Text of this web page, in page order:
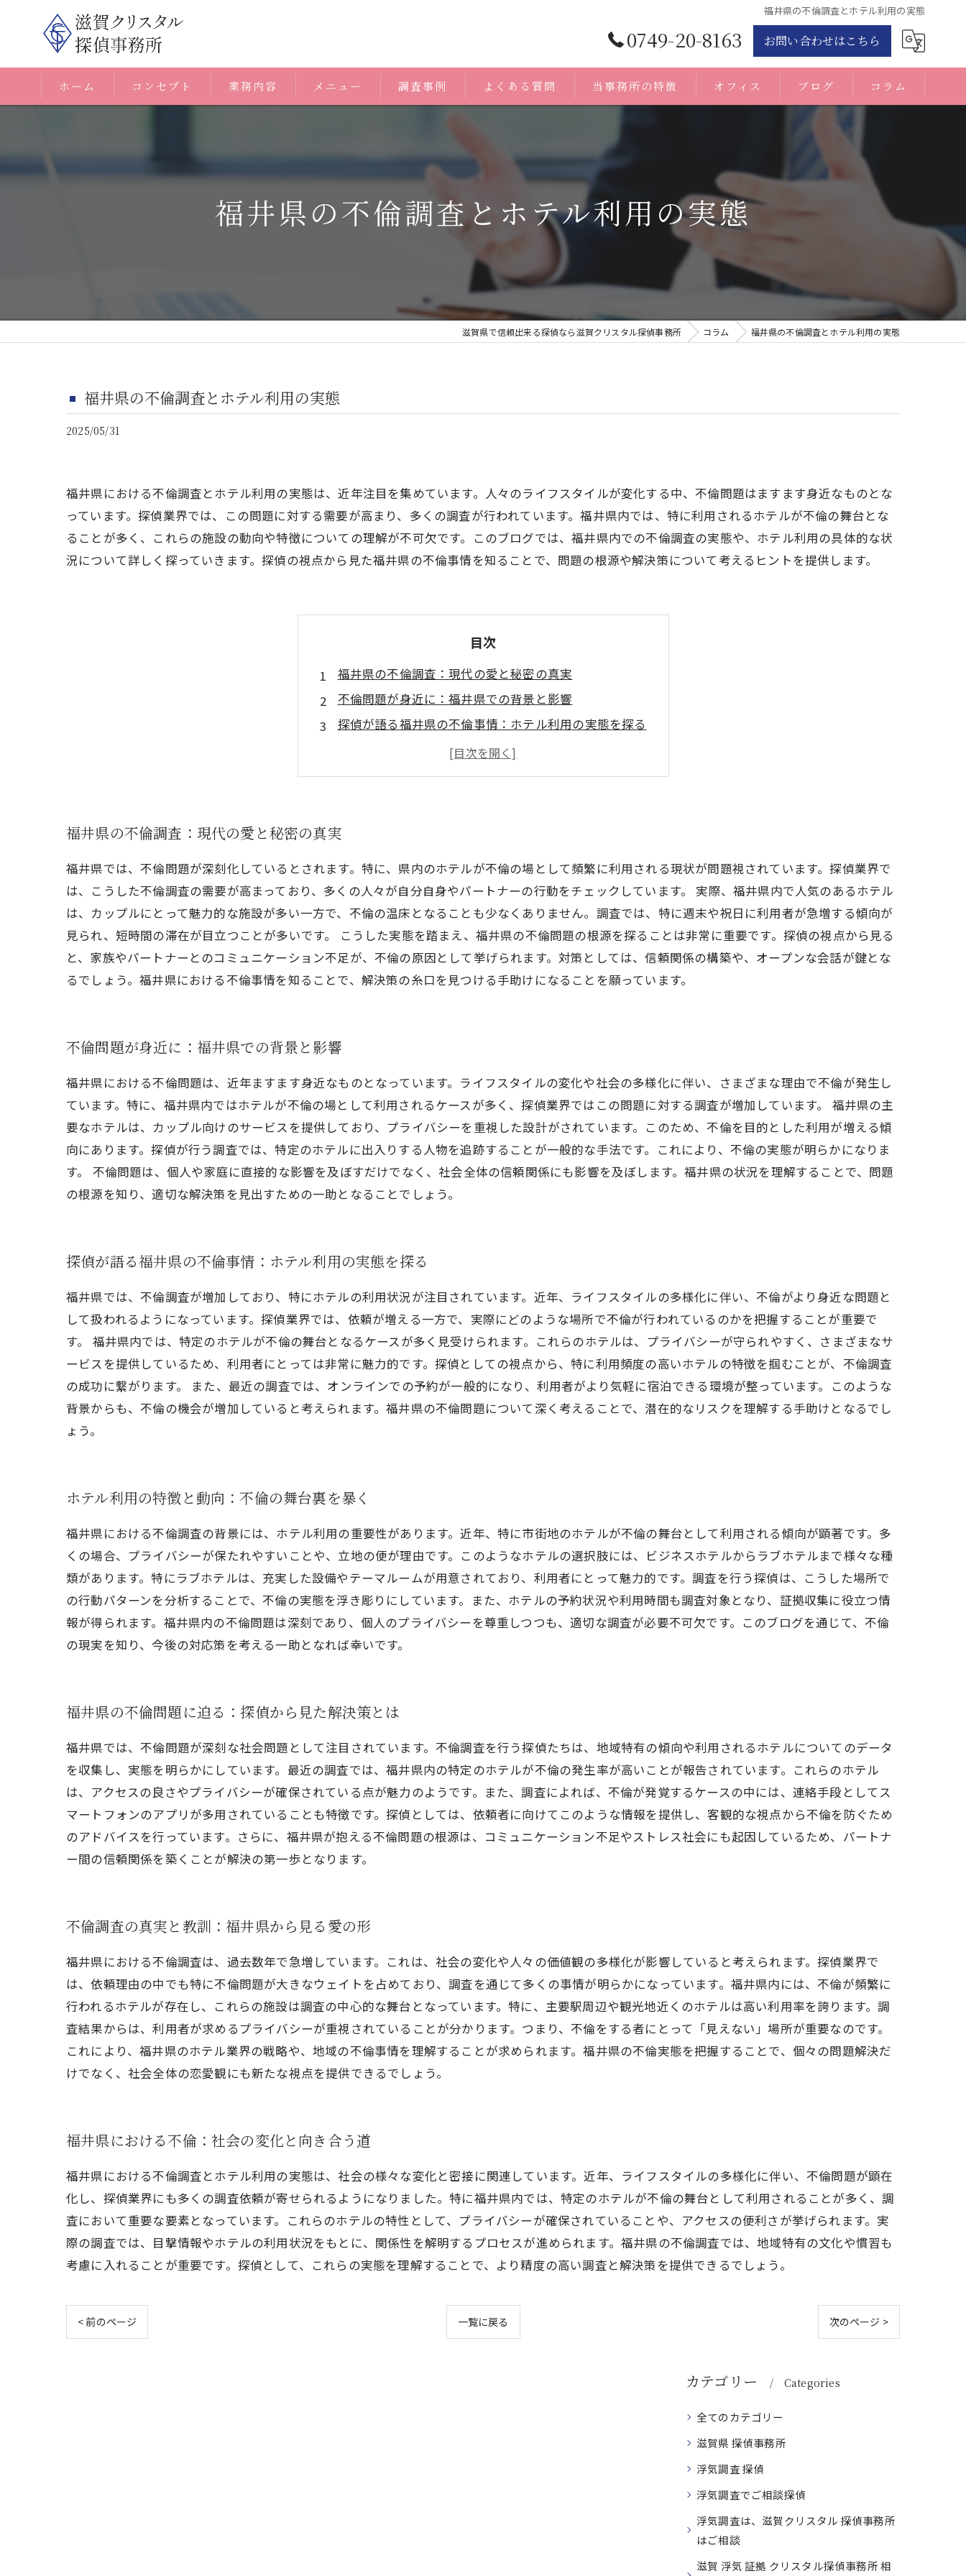
福井県の不倫調査とホテル利用の実態
0749-20-8163 お問い合わせはこちら
ホーム コンセプト 業務内容 メニュー 調査事例 よくある質問 当事務所の特徴
身辺調査
証拠
オフィス ブログ コラム
福井県の不倫調査とホテル利用の実態
滋賀県で信頼出来る探偵なら滋賀クリスタル探偵事務所 コラム 福井県の不倫調査とホテル利用の実態
福井県の不倫調査とホテル利用の実態
2025/05/31
福井県における不倫調査とホテル利用の実態は、近年注目を集めています。人々のライフスタイルが変化する中、不倫問題はますます身近なものとな
っています。探偵業界では、この問題に対する需要が高まり、多くの調査が行われています。福井県内では、特に利用されるホテルが不倫の舞台とな
ることが多く、これらの施設の動向や特徴についての理解が不可欠です。このブログでは、福井県内での不倫調査の実態や、ホテル利用の具体的な状
況について詳しく探っていきます。探偵の視点から見た福井県の不倫事情を知ることで、問題の根源や解決策について考えるヒントを提供します。
目次
福井県の不倫調査：現代の愛と秘密の真実
不倫問題が身近に：福井県での背景と影響
探偵が語る福井県の不倫事情：ホテル利用の実態を探る
ホテル利用の特徴と動向：不倫の舞台裏を暴く
福井県の不倫問題に迫る：探偵から見た解決策とは
福井県における不倫：社会の変化と向き合う道
福井県の不倫調査：現代の愛と秘密の真実
福井県では、不倫問題が深刻化しているとされます。特に、県内のホテルが不倫の場として頻繁に利用される現状が問題視されています。探偵業界で
は、こうした不倫調査の需要が高まっており、多くの人々が自分自身やパートナーの行動をチェックしています。 実際、福井県内で人気のあるホテル
は、カップルにとって魅力的な施設が多い一方で、不倫の温床となることも少なくありません。調査では、特に週末や祝日に利用者が急増する傾向が
見られ、短時間の滞在が目立つことが多いです。 こうした実態を踏まえ、福井県の不倫問題の根源を探ることは非常に重要です。探偵の視点から見る
と、家族やパートナーとのコミュニケーション不足が、不倫の原因として挙げられます。対策としては、信頼関係の構築や、オープンな会話が鍵とな
るでしょう。福井県における不倫事情を知ることで、解決策の糸口を見つける手助けになることを願っています。
不倫問題が身近に：福井県での背景と影響
福井県における不倫問題は、近年ますます身近なものとなっています。ライフスタイルの変化や社会の多様化に伴い、さまざまな理由で不倫が発生し
ています。特に、福井県内ではホテルが不倫の場として利用されるケースが多く、探偵業界ではこの問題に対する調査が増加しています。 福井県の主
要なホテルは、カップル向けのサービスを提供しており、プライバシーを重視した設計がされています。このため、不倫を目的とした利用が増える傾
向にあります。探偵が行う調査では、特定のホテルに出入りする人物を追跡することが一般的な手法です。これにより、不倫の実態が明らかになりま
す。 不倫問題は、個人や家庭に直接的な影響を及ぼすだけでなく、社会全体の信頼関係にも影響を及ぼします。福井県の状況を理解することで、問題
の根源を知り、適切な解決策を見出すための一助となることでしょう。
探偵が語る福井県の不倫事情：ホテル利用の実態を探る
福井県では、不倫調査が増加しており、特にホテルの利用状況が注目されています。近年、ライフスタイルの多様化に伴い、不倫がより身近な問題と
して扱われるようになっています。探偵業界では、依頼が増える一方で、実際にどのような場所で不倫が行われているのかを把握することが重要で
す。 福井県内では、特定のホテルが不倫の舞台となるケースが多く見受けられます。これらのホテルは、プライバシーが守られやすく、さまざまなサ
ービスを提供しているため、利用者にとっては非常に魅力的です。探偵としての視点から、特に利用頻度の高いホテルの特徴を掴むことが、不倫調査
の成功に繋がります。 また、最近の調査では、オンラインでの予約が一般的になり、利用者がより気軽に宿泊できる環境が整っています。このような
背景からも、不倫の機会が増加していると考えられます。福井県の不倫問題について深く考えることで、潜在的なリスクを理解する手助けとなるでし
ょう。
ホテル利用の特徴と動向：不倫の舞台裏を暴く
福井県における不倫調査の背景には、ホテル利用の重要性があります。近年、特に市街地のホテルが不倫の舞台として利用される傾向が顕著です。多
くの場合、プライバシーが保たれやすいことや、立地の便が理由です。このようなホテルの選択肢には、ビジネスホテルからラブホテルまで様々な種
類があります。特にラブホテルは、充実した設備やテーマルームが用意されており、利用者にとって魅力的です。調査を行う探偵は、こうした場所で
の行動パターンを分析することで、不倫の実態を浮き彫りにしています。また、ホテルの予約状況や利用時間も調査対象となり、証拠収集に役立つ情
報が得られます。福井県内の不倫問題は深刻であり、個人のプライバシーを尊重しつつも、適切な調査が必要不可欠です。このブログを通じて、不倫
の現実を知り、今後の対応策を考える一助となれば幸いです。
福井県の不倫問題に迫る：探偵から見た解決策とは
福井県では、不倫問題が深刻な社会問題として注目されています。不倫調査を行う探偵たちは、地域特有の傾向や利用されるホテルについてのデータ
を収集し、実態を明らかにしています。最近の調査では、福井県内の特定のホテルが不倫の発生率が高いことが報告されています。これらのホテル
は、アクセスの良さやプライバシーが確保されている点が魅力のようです。また、調査によれば、不倫が発覚するケースの中には、連絡手段としてス
マートフォンのアプリが多用されていることも特徴です。探偵としては、依頼者に向けてこのような情報を提供し、客観的な視点から不倫を防ぐため
のアドバイスを行っています。さらに、福井県が抱える不倫問題の根源は、コミュニケーション不足やストレス社会にも起因しているため、パートナ
ー間の信頼関係を築くことが解決の第一歩となります。
不倫調査の真実と教訓：福井県から見る愛の形
福井県における不倫調査は、過去数年で急増しています。これは、社会の変化や人々の価値観の多様化が影響していると考えられます。探偵業界で
は、依頼理由の中でも特に不倫問題が大きなウェイトを占めており、調査を通じて多くの事情が明らかになっています。福井県内には、不倫が頻繁に
行われるホテルが存在し、これらの施設は調査の中心的な舞台となっています。特に、主要駅周辺や観光地近くのホテルは高い利用率を誇ります。調
査結果からは、利用者が求めるプライバシーが重視されていることが分かります。つまり、不倫をする者にとって「見えない」場所が重要なのです。
これにより、福井県のホテル業界の戦略や、地域の不倫事情を理解することが求められます。福井県の不倫実態を把握することで、個々の問題解決だ
けでなく、社会全体の恋愛観にも新たな視点を提供できるでしょう。
福井県における不倫：社会の変化と向き合う道
福井県における不倫調査とホテル利用の実態は、社会の様々な変化と密接に関連しています。近年、ライフスタイルの多様化に伴い、不倫問題が顕在
化し、探偵業界にも多くの調査依頼が寄せられるようになりました。特に福井県内では、特定のホテルが不倫の舞台として利用されることが多く、調
査において重要な要素となっています。これらのホテルの特性として、プライバシーが確保されていることや、アクセスの便利さが挙げられます。実
際の調査では、目撃情報やホテルの利用状況をもとに、関係性を解明するプロセスが進められます。福井県の不倫調査では、地域特有の文化や慣習も
考慮に入れることが重要です。探偵として、これらの実態を理解することで、より精度の高い調査と解決策を提供できるでしょう。
< 前のページ 一覧に戻る 次のページ >
カテゴリー Categories
全てのカテゴリー
滋賀県 探偵事務所
浮気調査 探偵
浮気調査でご相談探偵
浮気調査は、滋賀クリスタル 探偵事務所
はご相談
滋賀 浮気 証拠 クリスタル探偵事務所 相